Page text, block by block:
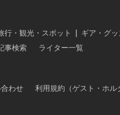
行・観光・スポット ギア・グッ
事検索 ライター一覧
わせ 利用規約（ゲスト・ホル